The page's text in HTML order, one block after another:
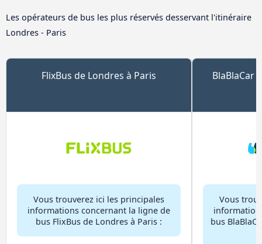
Les opérateurs de bus les plus réservés desservant l'itinéraire
Londres - Paris
FlixBus de Londres à Paris
Vous trouverez ici les principales
informations concernant la ligne de
bus FlixBus de Londres à Paris :
BlaBlaCar
Vous
bus